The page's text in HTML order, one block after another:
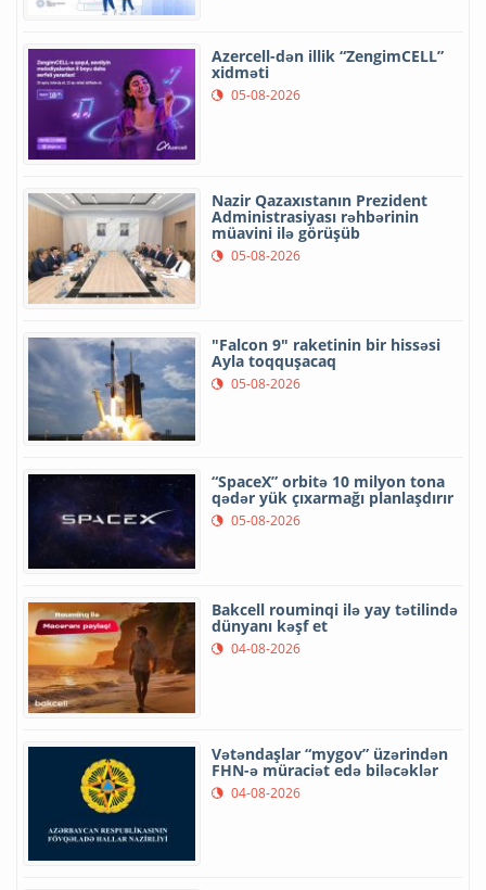
Azercell-dən illik “ZengimCELL”
xidməti
05-08-2026
Nazir Qazaxıstanın Prezident
Administrasiyası rəhbərinin
müavini ilə görüşüb
05-08-2026
"Falcon 9" raketinin bir hissəsi
Ayla toqquşacaq
05-08-2026
“SpaceX” orbitə 10 milyon tona
qədər yük çıxarmağı planlaşdırır
05-08-2026
Bakcell rouminqi ilə yay tətilində
dünyanı kəşf et
04-08-2026
Vətəndaşlar “mygov” üzərindən
FHN-ə müraciət edə biləcəklər
04-08-2026